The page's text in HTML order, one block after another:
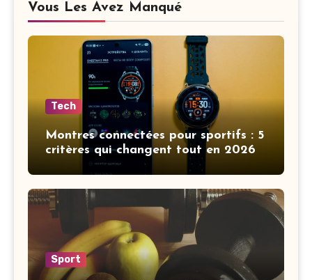
Vous Les Avez Manqué
Tech
Montres connectées pour sportifs : 5
critères qui changent tout en 2026
Sport